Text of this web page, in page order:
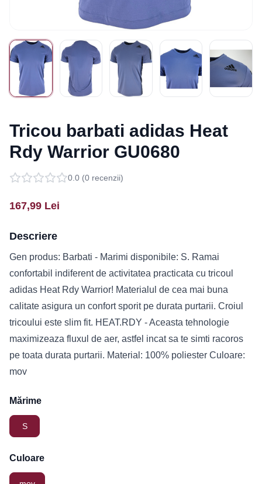
Tricou barbati adidas Heat
Rdy Warrior GU0680
0.0 (0 recenzii)
167,99 Lei
Descriere
Gen produs: Barbati - Marimi disponibile: S. Ramai
confortabil indiferent de activitatea practicata cu tricoul
adidas Heat Rdy Warrior! Materialul de cea mai buna
calitate asigura un confort sporit pe durata purtarii. Croiul
tricoului este slim fit. HEAT.RDY - Aceasta tehnologie
maximizeaza fluxul de aer, astfel incat sa te simti racoros
pe toata durata purtarii. Material: 100% poliester Culoare:
mov
Mărime
S
Culoare